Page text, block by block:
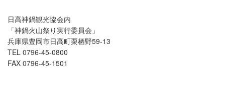
日高神鍋観光協会内
「神鍋火山祭り実行委員会」
兵庫県豊岡市日高町栗栖野59-13
TEL 0796-45-0800
FAX 0796-45-1501